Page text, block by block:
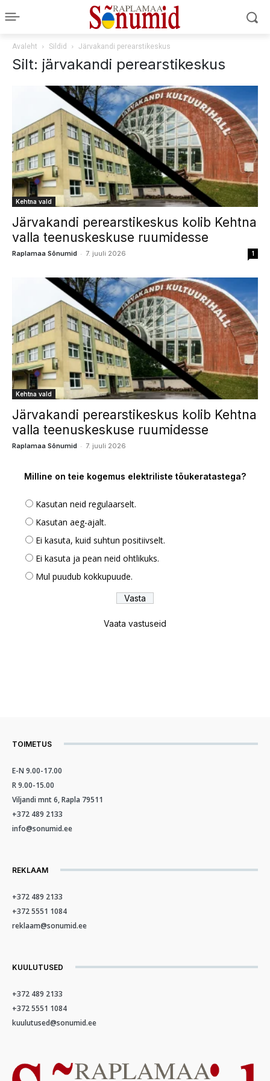
Avaleht Sildid Järvakandi perearstikeskus
Silt: järvakandi perearstikeskus
Kehtna vald
Järvakandi perearstikeskus kolib Kehtna
valla teenuskeskuse ruumidesse
Raplamaa Sõnumid - 7. juuli 2026 1
Kehtna vald
Järvakandi perearstikeskus kolib Kehtna
valla teenuskeskuse ruumidesse
Raplamaa Sõnumid - 7. juuli 2026
Milline on teie kogemus elektriliste tõukeratastega?
Kasutan neid regulaarselt.
Kasutan aeg-ajalt.
Ei kasuta, kuid suhtun positiivselt.
Ei kasuta ja pean neid ohtlikuks.
Mul puudub kokkupuude.
Vaata vastuseid
TOIMETUS
E-N 9.00-17.00
R 9.00-15.00
Viljandi mnt 6, Rapla 79511
+372 489 2133
info@sonumid.ee
REKLAAM
+372 489 2133
+372 5551 1084
reklaam@sonumid.ee
KUULUTUSED
+372 489 2133
+372 5551 1084
kuulutused@sonumid.ee